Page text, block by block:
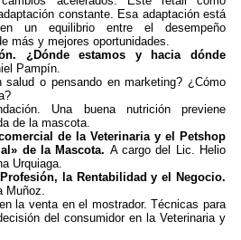
constante. Esa adaptación está
en un equilibrio entre el desempeño
más y mejores oportunidades.
¿Dónde estamos y hacia dónde
Pampín.
salud o pensando en marketing? ¿Cómo
Una buena nutrición previene
de la mascota.
de la Veterinaria y el Petshop
de la Mascota. A cargo del Lic. Helio
Urquiaga.
la Rentabilidad y el Negocio.
Muñoz.
la venta en el mostrador. Técnicas para
del consumidor en la Veterinaria y